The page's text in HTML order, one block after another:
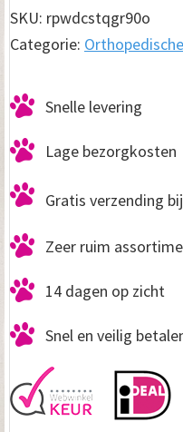
Grijs
90cm
SKU: rpwdcstqgr90o
Categorie:
Snelle levering
Lage bezorgkosten
Gratis verzending
Zeer ruim
14 dagen op zicht
Snel en veilig